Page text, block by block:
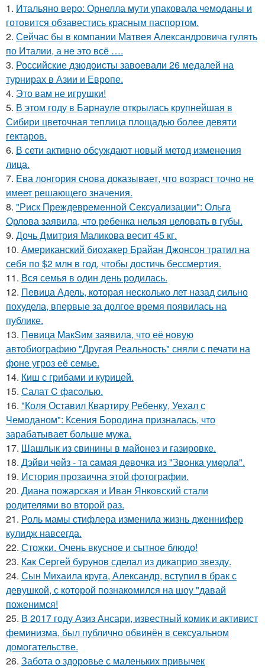
1. Итальяно веро: Орнелла мути упаковала чемоданы и
готовится обзавестись красным паспортом.
2. Сейчас бы в компании Матвея Александровича гулять
по Италии, а не это всё ….
3. Российские дзюдоисты завоевали 26 медалей на
турнирах в Азии и Европе.
4. Это вам не игрушки!
5. В этом году в Барнауле открылась крупнейшая в
Сибири цветочная теплица площадью более девяти
гектаров.
6. В сети активно обсуждают новый метод изменения
лица.
7. Ева лонгория снова доказывает, что возраст точно не
имеет решающего значения.
8. "Риск Преждевременной Сексуализации": Ольга
Орлова заявила, что ребенка нельзя целовать в губы.
9. Дочь Дмитрия Маликова весит 45 кг.
10. Американский биохакер Брайан Джонсон тратил на
себя по $2 млн в год, чтобы достичь бессмертия.
11. Вся семья в один день родилась.
12. Певица Адель, которая несколько лет назад сильно
похудела, впервые за долгое время появилась на
публике.
13. Пeвица MакSим заявила, что её новую
автобиографию "Другая Реальность" сняли с печати на
фоне угроз её семье.
14. Киш с грибами и курицей.
15. Салат C фaсoлью.
16. "Коля Оставил Квартиру Ребенку, Уехал с
Чемоданом": Ксения Бородина призналась, что
зарабатывает больше мужа.
17. Шашлык из свинины в майонез и газировке.
18. Дэйви чeйз - тa caмaя дeвoчкa из "Звoнкa умepлa".
19. История прозаична этой фотографии.
20. Диана пожарская и Иван Янковский стали
родителями во второй раз.
21. Роль мамы стифлера изменила жизнь дженнифер
кулидж навсегда.
22. Стожки. Очень вкусное и сытное блюдо!
23. Как Сергей бурунов сделал из дикаприо звезду.
24. Сын Михаила круга, Александр, вступил в брак с
девушкой, с которой познакомился на шоу "давай
поженимся!
25. В 2017 году Азиз Ансари, известный комик и активист
феминизма, был публично обвинён в сексуальном
домогательстве.
26. Забота о здоровье с маленьких привычек